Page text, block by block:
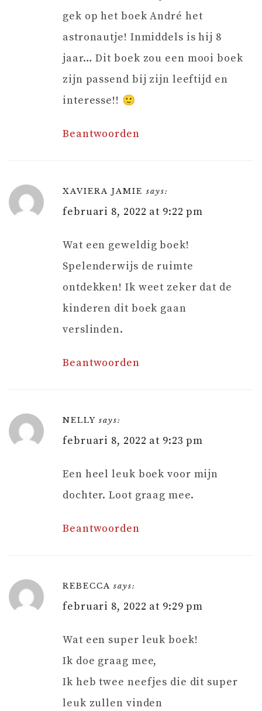
gek op het boek André het
astronautje! Inmiddels is hij 8
jaar… Dit boek zou een mooi boek
zijn passend bij zijn leeftijd en
interesse!! 🙂
Beantwoorden
XAVIERA JAMIE says:
februari 8, 2022 at 9:22 pm
Wat een geweldig boek!
Spelenderwijs de ruimte
ontdekken! Ik weet zeker dat de
kinderen dit boek gaan
verslinden.
Beantwoorden
NELLY says:
februari 8, 2022 at 9:23 pm
Een heel leuk boek voor mijn
dochter. Loot graag mee.
Beantwoorden
REBECCA says:
februari 8, 2022 at 9:29 pm
Wat een super leuk boek!
Ik doe graag mee,
Ik heb twee neefjes die dit super
leuk zullen vinden